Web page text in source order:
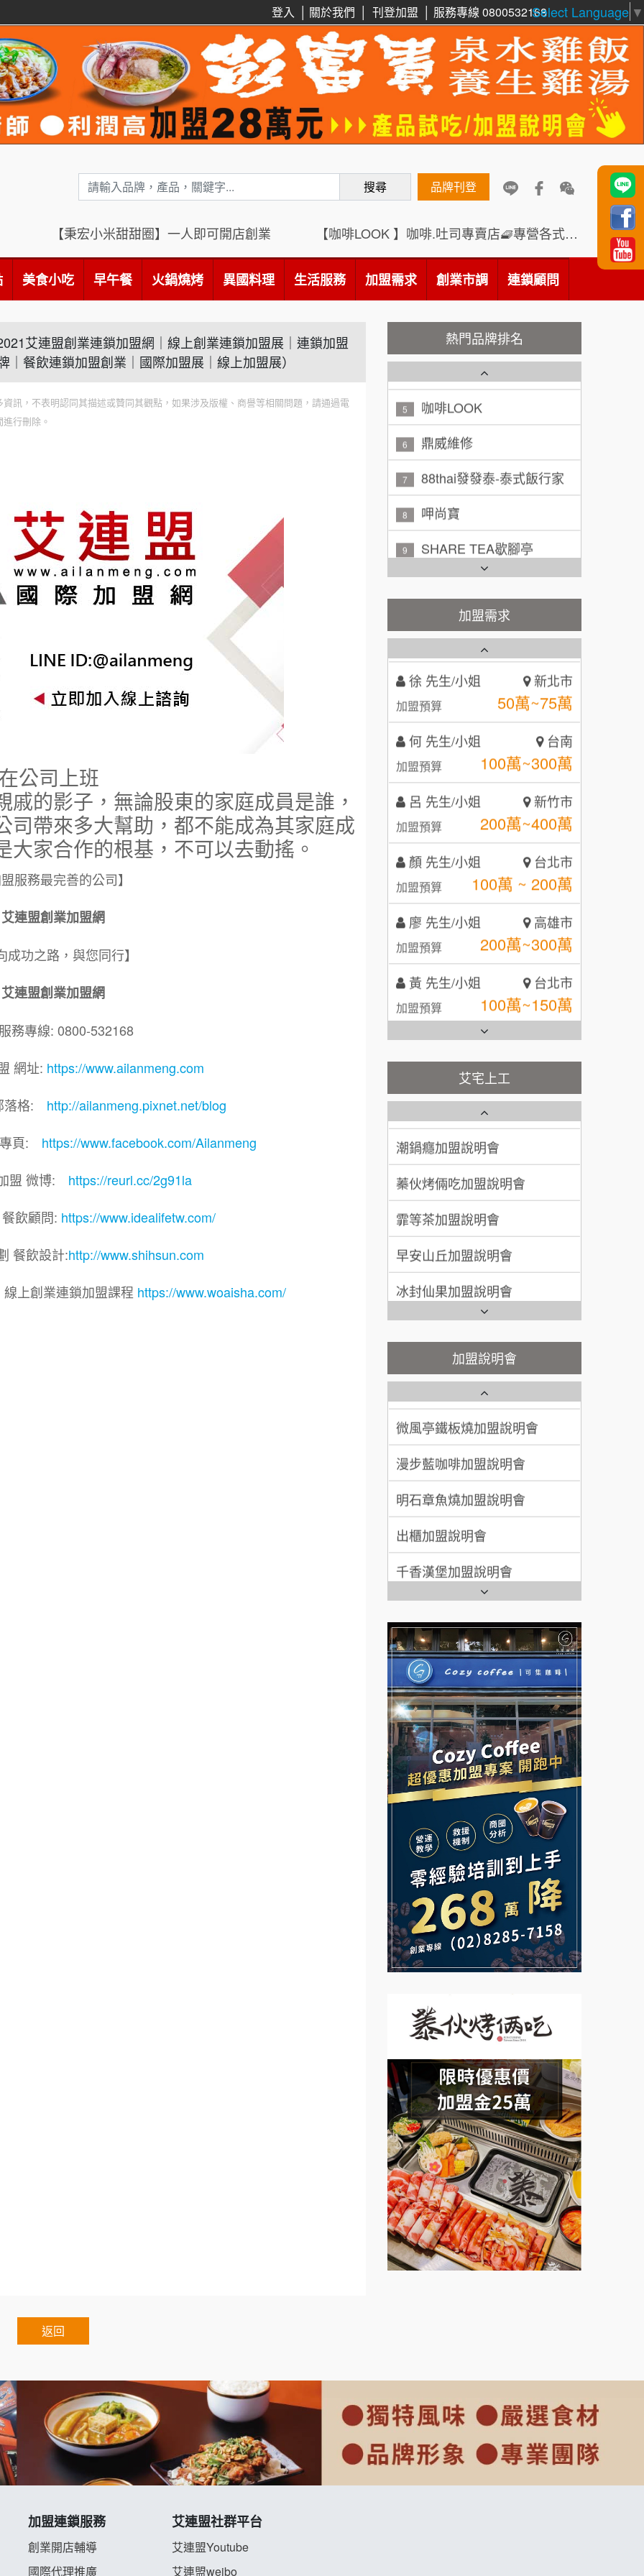
Select Language ▼
關於我們 刊登加盟 服務專線 0800532168
登入
搜尋 品牌刊登
【秉宏小米甜甜圈】一人即可開店創業 【咖啡LOOK 】咖啡.吐司專賣店🧇專營各式創意法式吐司
美食小吃 早午餐 火鍋燒烤 異國料理 生活服務 加盟需求 創業市調 連鎖顧問
艾連盟創業連鎖加盟網｜線上創業連鎖加盟展｜連鎖加盟
餐飲連鎖加盟創業｜國際加盟展｜線上加盟展）
訊，不表明認同其描述或贊同其觀點，如果涉及版權、商譽等相關問題，請通過電
行刪除。
公司上班
的影子，無論股東的家庭成員是誰，
司帶來多大幫助，都不能成為其家庭成
大家合作的根基，不可以去動搖。
盟服務最完善的公司】
艾連盟創業加盟網
成功之路，與您同行】
艾連盟創業加盟網
務專線: 0800-532168
網址: https://www.ailanmeng.com
落格: http://ailanmeng.pixnet.net/blog
頁: https://www.facebook.com/Ailanmeng
盟 微博: https://reurl.cc/2g91la
飲顧問: https://www.idealifetw.com/
餐飲設計:http://www.shihsun.com
上創業連鎖加盟課程 https://www.woaisha.com/
返回
熱門品牌排名
6 鼎威維修
7 88thai發發泰-泰式飯行家
SHARE TEA歇腳亭
TEA TOP台灣第一味
1 Cozy coffee可集咖啡
秉宏小米甜甜圈
4 潮鍋癮
5 咖啡LOOK
6 鼎威維修
7 88thai發發泰-泰式飯行家
8 呷尚寶
9 SHARE TEA歇腳亭
10 TEA TOP台灣第一味
Cozy coffee可集咖啡
3 秉宏小米甜甜圈
潮鍋癮
咖啡LOOK
鼎威維修
7 88thai發發泰-泰式飯行家
8 呷尚寶
9 SHARE TEA歇腳亭
10 TEA TOP台灣第一味
加盟需求
周 先生/小姐 台北
加盟預算 100萬 ~150萬
徐 先生/小姐 新北市
50萬~75萬
何 先生/小姐 台南
加盟預算 200萬~400萬
100萬 ~ 200萬
200萬~300萬
黃 先生/小姐 台北市
加盟預算
林 先生/小姐 屏東縣
加盟預算
吳 先生/小姐
加盟預算 100萬~200萬
周 先生/小姐
加盟預算 100萬 ~150萬
徐 先生/小姐 新北市
加盟預算 50萬~75萬
何 先生/小姐 台南
加盟預算 100萬~300萬
呂 先生/小姐 新竹市
加盟預算 200萬~400萬
顏 先生/小姐 台北市
加盟預算 100萬 ~ 200萬
廖 先生/小姐 高雄市
加盟預算 200萬~300萬
黃 先生/小姐 台北市
加盟預算 100萬~150萬
加盟預算 100萬 ~ 200萬
吳 先生/小姐 屏東縣
加盟預算 100萬~200萬
周 先生/小姐
加盟預算 100萬 ~150萬
徐 先生/小姐
加盟預算 50萬~75萬
何 先生/小姐 台南
加盟預算 100萬~300萬
200萬~400萬
顏 先生/小姐 台北市
加盟預算 100萬 ~ 200萬
廖 先生/小姐
加盟預算 200萬~300萬
艾宅上工
【曉妍美妝】誠徵行政櫃檯
自助洗衣店誠徵代洗收送人員
(台中市)
MUSHEN徵SPA美容芳療師
日十。早午食加盟說明會
拾鑶火鍋加盟說明會
全家加盟說明會
台灣G湯加盟說明會
彭富貴加盟說明會
NU PASTA義大利麵加盟說明
會
潮鍋癮加盟說明會
蓁伙烤倆吃加盟說明會
霏等茶加盟說明會
早安山丘加盟說明會
冰封仙果加盟說明會
Ramble Café 漫步藍咖啡加盟
說明會
微風亭鐵板燒加盟說明會
鮮茶道加盟說明會
【曉妍美妝】誠徵行政櫃檯
自助洗衣店誠徵代洗收送人員
(台中市)
MUSHEN徵SPA美容芳療師
日十。早午食加盟說明會
拾鑶火鍋加盟說明會
全家加盟說明會
台灣G湯加盟說明會
彭富貴加盟說明會
NU PASTA義大利麵加盟說明
會
潮鍋癮加盟說明會
蓁伙烤倆吃加盟說明會
霏等茶加盟說明會
早安山丘加盟說明會
冰封仙果加盟說明會
Ramble Café 漫步藍咖啡加盟
說明會
微風亭鐵板燒加盟說明會
【曉妍美妝】誠徵行政櫃檯
自助洗衣店誠徵代洗收送人員
(台中市)
MUSHEN徵SPA美容芳療師
日十。早午食加盟說明會
拾鑶火鍋加盟說明會
加盟說明會
藍象廷泰式火鍋加盟說明會
日十。早午食加盟說明會
上宇林加盟說明會
莫尼早餐Morni加盟說明會
手作功夫茶加盟說明會
SHARE TEA歇腳亭加盟說明會
潮味決-湯滷專門店加盟說明會
鬍子茶加盟說明會
鮮茶道加盟說明會
微風亭鐵板燒加盟說明會
漫步藍咖啡加盟說明會
明石章魚燒加盟說明會
出櫃加盟說明會
千香漢堡加盟說明會
七盞茶加盟說明會
拉亞漢堡加盟說明會
杜芳子古味茶鋪加盟說明會
優握握×酸奶大獅加盟說明會
冬城門加盟說明會
拾鑶火鍋加盟說明會
阿性情趣無人販售所加盟明會
龍涎居好湯加盟說明會
舒油頭加盟說明會
韓金量加盟說明會
義氣豐發雞加盟說明會
白鬍泡泡 BOHO POPO加盟說
雞咕雞咕加盟說明會
TEA TOP加盟說明會
珍好味臭臭鍋加盟說明會
藍象廷泰式火鍋加盟說明會
日十。早午食加盟說明會
上宇林加盟說明會
潮味決-湯滷專門店加盟說明會
鬍子茶加盟說明會
加盟連鎖服務
創業開店輔導
國際代理推廣
艾連盟社群平台
艾連盟Youtube
艾連盟weibo